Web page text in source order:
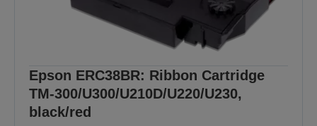
Epson ERC38BR: Ribbon Cartridge
TM-300/U300/U210D/U220/U230,
black/red